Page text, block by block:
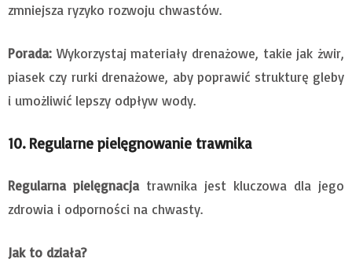
zmniejsza ryzyko rozwoju chwastów.
Porada: Wykorzystaj materiały drenażowe, takie jak żwir,
piasek czy rurki drenażowe, aby poprawić strukturę gleby
i umożliwić lepszy odpływ wody.
10. Regularne pielęgnowanie trawnika
Regularna pielęgnacja trawnika jest kluczowa dla jego
zdrowia i odporności na chwasty.
Jak to działa?